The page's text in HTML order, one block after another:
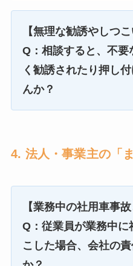
【無理な勧誘やしつ
Q：相談すると、不要
く勧誘されたり押し
んか？
4. 法人・事業主の「ま
【業務中の社用車事故
Q：従業員が業務中に
こした場合、会社の